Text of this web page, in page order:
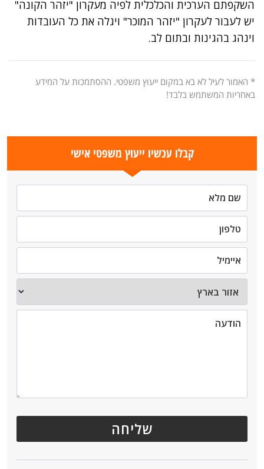
השקפתם הערכית והכלכלית לפיה מעקרון "יזהר הקונה"
יש לעבור לעקרון "יזהר המוכר" ויגלה את כל העובדות
וינהג בהגינות ובתום לב.
* האמור לעיל לא בא במקום ייעוץ משפטי. ההסתמכות על המידע
באחריות המשתמש בלבד!
קבלו עכשיו ייעוץ משפטי אישי